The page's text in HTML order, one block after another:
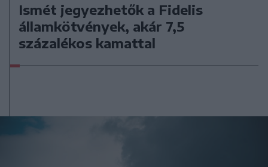
Ismét jegyezhetők a Fidelis
államkötvények, akár 7,5
százalékos kamattal